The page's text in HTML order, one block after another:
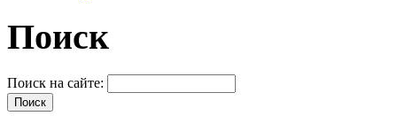
Поиск
Поиск на сайте: